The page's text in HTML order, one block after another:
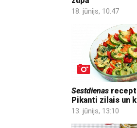
18. jūnijs, 10:47
Sestdienas
Pikanti zilais un
13. jūnijs, 13:10